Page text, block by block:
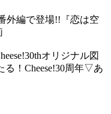
外編で登場!!『恋は空
オリジナル図
る！Cheese!30周年▽あ